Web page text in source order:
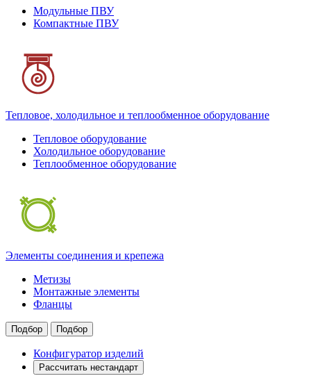
Модульные ПВУ
Компактные ПВУ
Тепловое, холодильное и теплообменное оборудование
Тепловое оборудование
Холодильное оборудование
Теплообменное оборудование
Элементы соединения и крепежа
Метизы
Монтажные элементы
Фланцы
Подбор Подбор
Конфигуратор изделий
Рассчитать нестандарт